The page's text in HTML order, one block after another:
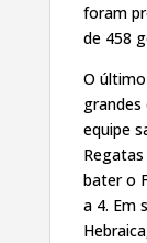
foram
de 458
O
grandes
equipe
bater o
a 4. Em